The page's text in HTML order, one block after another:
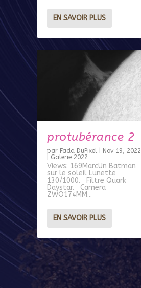
EN SAVOIR PLUS
protubérance 2
par Fada DuPixel
Nov 19, 2022
| Galerie 2022
Views: 169MarcUn Batman
sur le soleil Lunette
130/1000. Filtre Quark
Daystar. Camera
ZWO174MM...
EN SAVOIR PLUS